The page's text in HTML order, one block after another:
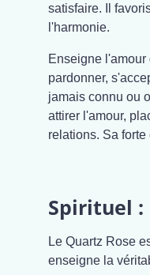
satisfaire. Il
l'harmonie.
Enseigne
pardonner,
jamais connu ou
attirer l'amour,
relations. Sa
Spirituel :
Le Quartz Rose
enseigne la